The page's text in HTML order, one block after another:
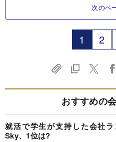
次のペ
1 2
おすすめの
就活で学生が支持した会社
Sky、1位は?